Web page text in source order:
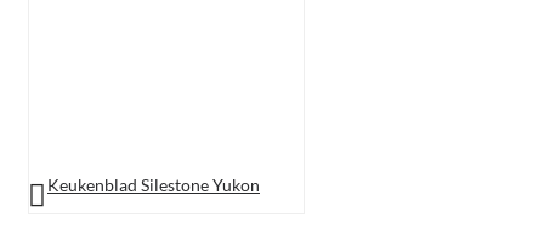
Keukenblad Silestone Yukon